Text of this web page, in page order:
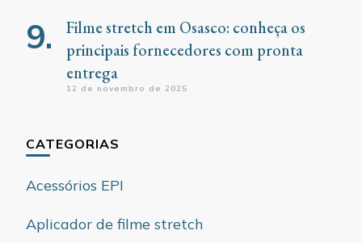
Filme stretch em Osasco: conheça os
principais fornecedores com pronta
entrega
12 de novembro de 2025
CATEGORIAS
Acessórios EPI
Aplicador de filme stretch